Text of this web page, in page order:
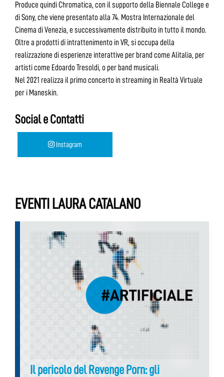
Produce quindi Chromatica, con il supporto della Biennale College e
di Sony, che viene presentato alla 74. Mostra Internazionale del
Cinema di Venezia, e successivamente distribuito in tutto il mondo.
Oltre a prodotti di intrattenimento in VR, si occupa della
realizzazione di esperienze interattive per brand come Alitalia, per
artisti come Edoardo Tresoldi, o per band musicali.
Nel 2021 realizza il primo concerto in streaming in Realtà Virtuale
per i Maneskin.
Social e Contatti
Instagram
EVENTI LAURA CATALANO
Il pericolo del Revenge Porn: gli